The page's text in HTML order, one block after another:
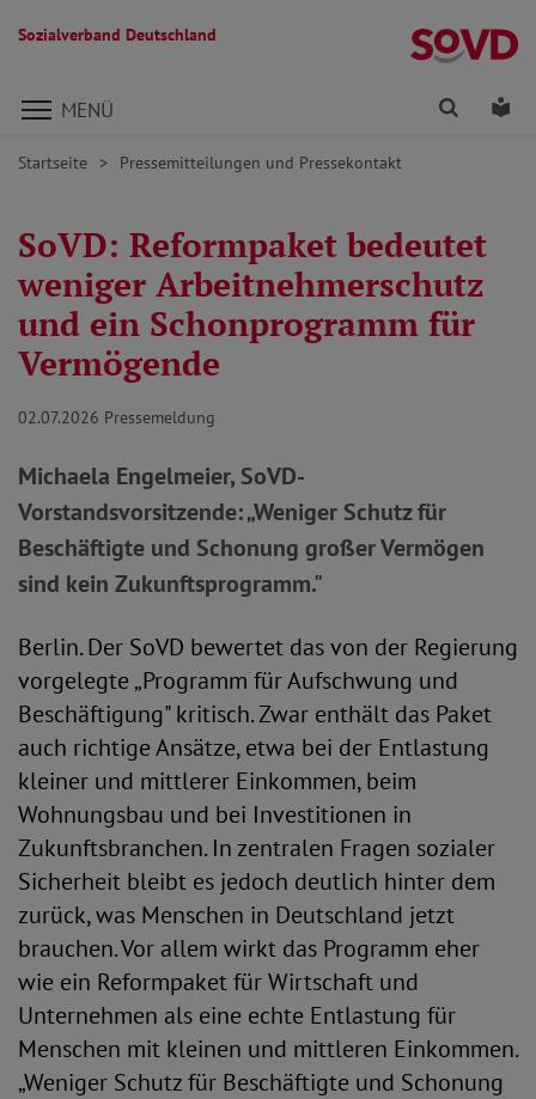
Sozialverband Deutschland
Direkt zu den Inhalten springen
MENÜ Finden
Startseite Pressemitteilungen und Pressekontakt
SoVD: Reformpaket bedeutet
weniger Arbeitnehmerschutz
und ein Schonprogramm für
Vermögende
02.07.2026 Pressemeldung
Michaela Engelmeier, SoVD-
Vorstandsvorsitzende: „Weniger Schutz für
Beschäftigte und Schonung großer Vermögen
sind kein Zukunftsprogramm."
Berlin. Der SoVD bewertet das von der Regierung
vorgelegte „Programm für Aufschwung und
Beschäftigung" kritisch. Zwar enthält das Paket
auch richtige Ansätze, etwa bei der Entlastung
kleiner und mittlerer Einkommen, beim
Wohnungsbau und bei Investitionen in
Zukunftsbranchen. In zentralen Fragen sozialer
Sicherheit bleibt es jedoch deutlich hinter dem
zurück, was Menschen in Deutschland jetzt
brauchen. Vor allem wirkt das Programm eher
wie ein Reformpaket für Wirtschaft und
Unternehmen als eine echte Entlastung für
Menschen mit kleinen und mittleren Einkommen.
„Weniger Schutz für Beschäftigte und Schonung